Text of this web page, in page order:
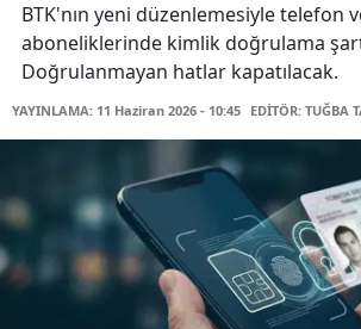
BTK'nın yeni düzenlemesiyle telefon
aboneliklerinde kimlik doğrulama
Doğrulanmayan hatlar kapatılacak.
YAYINLAMA: 11 Haziran 2026 - 10:45 EDİTÖR: TUĞBA